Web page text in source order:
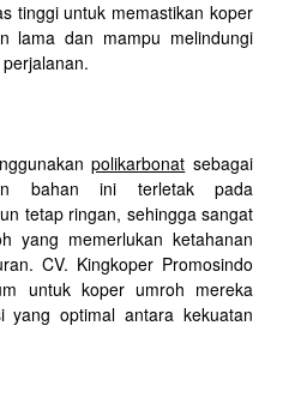
tinggi untuk memastikan koper
lama dan mampu melindungi
polikarbonat sebagai
bahan ini terletak pada
tetap ringan, sehingga sangat
yang memerlukan ketahanan
CV. Kingkoper Promosindo
untuk koper umroh mereka
yang optimal antara kekuatan